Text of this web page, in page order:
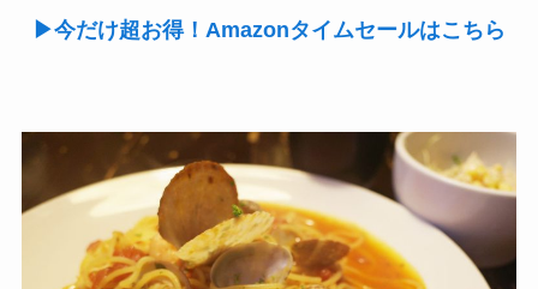
▶今だけ超お得！Amazonタイムセールはこちら